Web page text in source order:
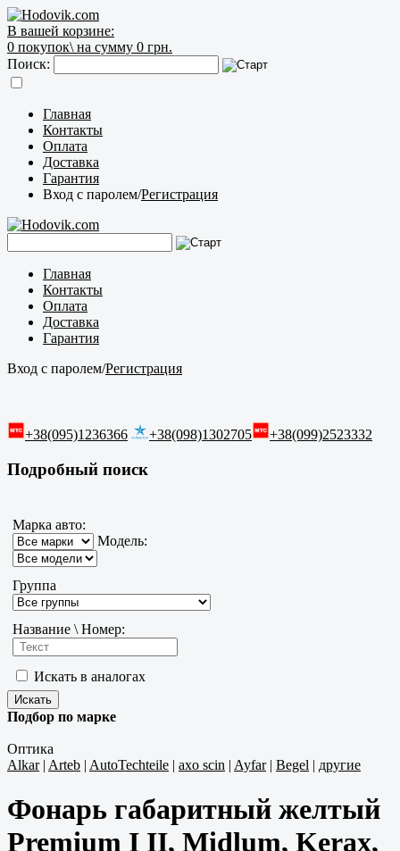
В вашей корзине:
0 покупок\ на сумму 0 грн.
Поиск:
Главная
Контакты
Оплата
Доставка
Гарантия
Вход с паролем/Регистрация
Главная
Контакты
Оплата
Доставка
Гарантия
Вход с паролем/Регистрация
+38(095)1236366 +38(098)1302705 +38(099)2523332
Подробный поиск
Марка авто:
Модель:
Группа
Название \ Номер:
Искать в аналогах
Подбор по марке
Оптика
Alkar| Arteb | AutoTechteile | axo scin | Ayfar| Begel | другие
Фонарь габаритный желтый
Premium I II, Midlum, Kerax,